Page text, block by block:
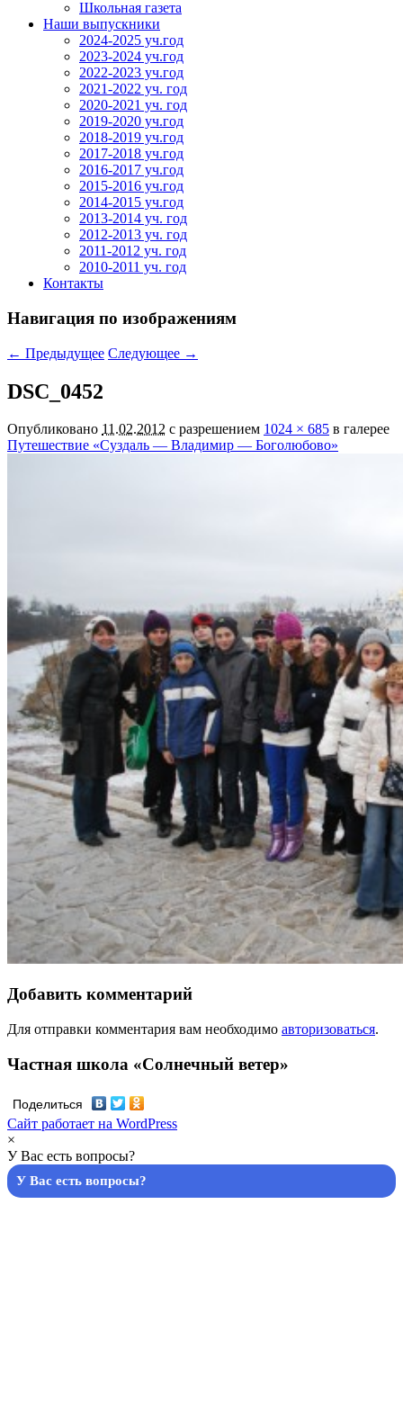
Школьная газета
Наши выпускники
2024-2025 уч.год
2023-2024 уч.год
2022-2023 уч.год
2021-2022 уч. год
2020-2021 уч. год
2019-2020 уч.год
2018-2019 уч.год
2017-2018 уч.год
2016-2017 уч.год
2015-2016 уч.год
2014-2015 уч.год
2013-2014 уч. год
2012-2013 уч. год
2011-2012 уч. год
2010-2011 уч. год
Контакты
Навигация по изображениям
← Предыдущее Следующее →
DSC_0452
Опубликовано 11.02.2012 с разрешением 1024 × 685 в галерее
Путешествие «Суздаль — Владимир — Боголюбово»
Добавить комментарий
Для отправки комментария вам необходимо авторизоваться.
Частная школа «Солнечный ветер»
Поделиться
Сайт работает на WordPress
×
У Вас есть вопросы?
У Вас есть вопросы?